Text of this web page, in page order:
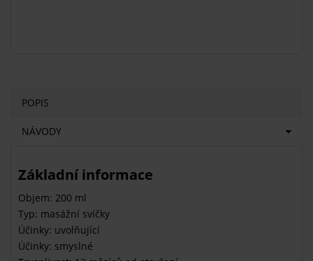
POPIS
NÁVODY
Základní informace
Objem: 200 ml
Typ: masážní svíčky
Účinky: uvolňující
Účinky: smyslné